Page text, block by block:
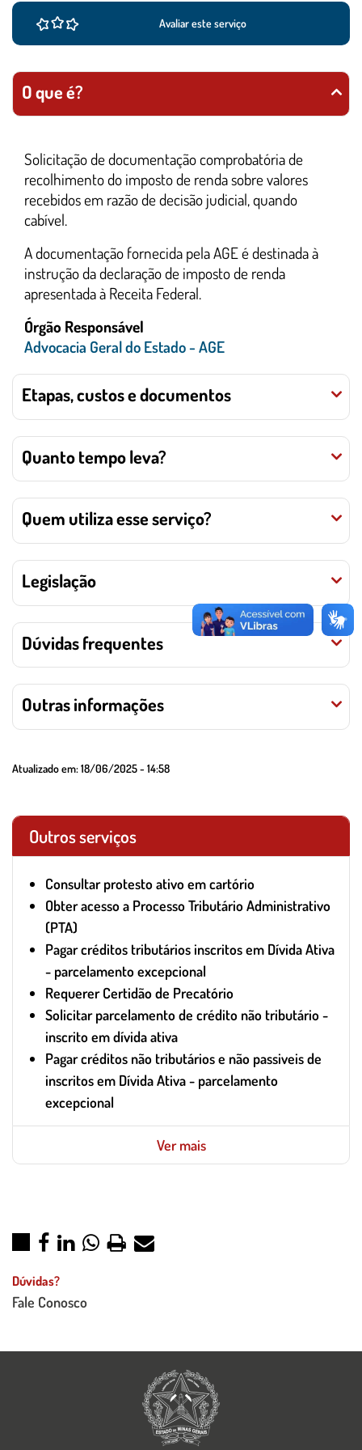
Avaliar este serviço
O que é?
Solicitação de documentação comprobatória de
recolhimento do imposto de renda sobre valores
recebidos em razão de decisão judicial, quando
A documentação fornecida pela AGE é destinada à
instrução da declaração de imposto de renda
apresentada à Receita Federal.
Órgão Responsável
Advocacia Geral do Estado - AGE
Etapas, custos e documentos
Quanto tempo leva?
Quem utiliza esse serviço?
Legislação
Dúvidas frequentes
Outras informações
Atualizado em:18/06/2025 - 14:58
Outros serviços
Consultar protesto ativo em cartório
Obter acesso a Processo Tributário Administrativo
(PTA)
Pagar créditos tributários inscritos em Dívida Ativa
- parcelamento excepcional
Requerer Certidão de Precatório
Solicitar parcelamento de crédito não tributário -
inscrito em dívida ativa
Pagar créditos não tributários e não passiveis de
inscritos em Dívida Ativa - parcelamento
excepcional
Ver mais
Dúvidas?
Fale Conosco